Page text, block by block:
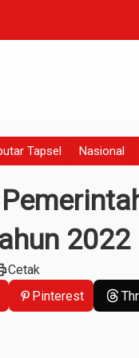
Tapsel Nasional
2022
Cetak
Pinterest